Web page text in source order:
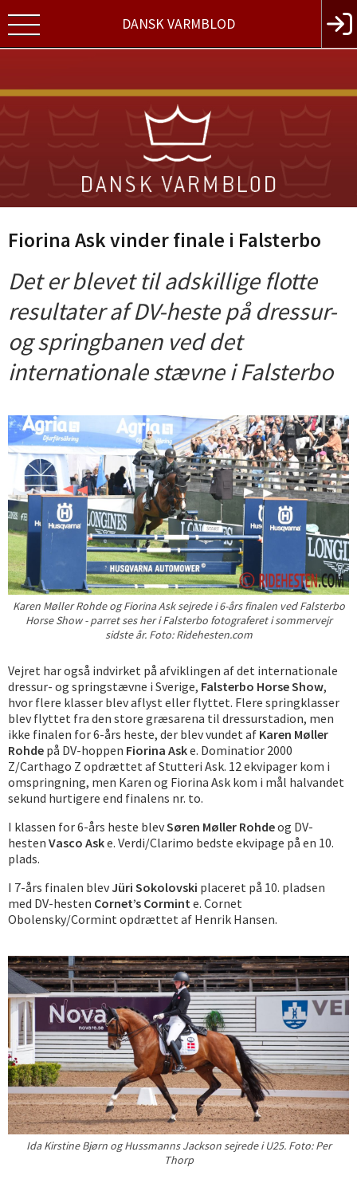
DANSK VARMBLOD
Fiorina Ask vinder finale i Falsterbo
Det er blevet til adskillige flotte
resultater af DV-heste på dressur-
og springbanen ved det
internationale stævne i Falsterbo
Karen Møller Rohde og Fiorina Ask sejrede i 6-års finalen ved Falsterbo
Horse Show - parret ses her i Falsterbo fotograferet i sommervejr
sidste år. Foto: Ridehesten.com
Vejret har også indvirket på afviklingen af det internationale
dressur- og springstævne i Sverige, Falsterbo Horse Show,
hvor flere klasser blev aflyst eller flyttet. Flere springklasser
blev flyttet fra den store græsarena til dressurstadion, men
ikke finalen for 6-års heste, der blev vundet af Karen Møller
Rohde på DV-hoppen Fiorina Aske. Dominatior 2000
Z/Carthago Z opdrættet af Stutteri Ask. 12 ekvipager kom i
omspringning, men Karen og Fiorina Ask kom i mål halvandet
sekund hurtigere end finalens nr. to.
I klassen for 6-års heste blevSøren Møller Rohdeog DV-
hesten Vasco Aske. Verdi/Clarimo bedste ekvipage på en 10.
plads.
I 7-års finalen blevJüri Sokolovski placeret på 10. pladsen
med DV-hesten Cornet’s Cormint e. Cornet
Obolensky/Cormint opdrættet af Henrik Hansen.
Ida Kirstine Bjørn og Hussmanns Jackson sejrede i U25. Foto: Per
Thorp